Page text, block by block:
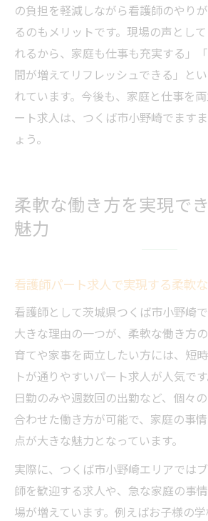
の負担を軽減しながら看護師のやり
るのもメリットです。現場の声とし
れるから、家庭も仕事も充実する」
間が増えてリフレッシュできる」と
れています。今後も、家庭と仕事を
ート求人は、つくば市小野崎でます
ょう。
柔軟な働き方を実現で
魅力
看護師パート求人で実現する柔軟
看護師として茨城県つくば市小野崎
大きな理由の一つが、柔軟な働き方
育てや家事を両立したい方には、短
トが通りやすいパート求人が人気で
日勤のみや週数回の出勤など、個々
合わせた働き方が可能で、家庭の事
点が大きな魅力となっています。
実際に、つくば市小野崎エリアでは
師を歓迎する求人や、急な家庭の事
場が増えています。例えばお子様の